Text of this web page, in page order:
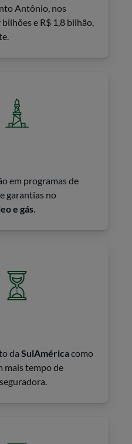
Antônio, nos
e R$ 1,8 bilhão,
em programas de
garantias no
e gás
da SulAméricacomo
mais tempo de